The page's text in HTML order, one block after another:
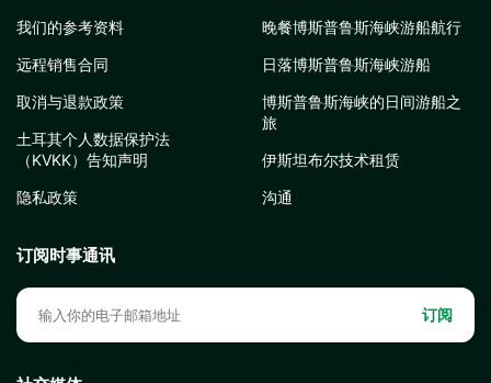
我们的参考资料
远程销售合同
取消与退款政策
土耳其个人数据保护法
（KVKK）告知声明
隐私政策
晚餐博斯普鲁斯海峡游船航行
日落博斯普鲁斯海峡游船
博斯普鲁斯海峡的日间游船之
旅
伊斯坦布尔技术租赁
沟通
订阅时事通讯
订阅